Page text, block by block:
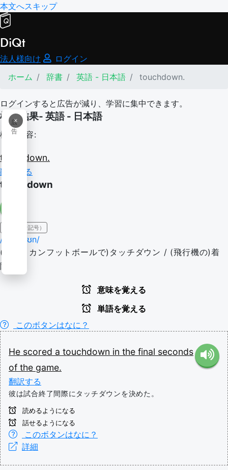
本文へスキップ
DiQt
法人様向け
ログイン
ホーム
辞書 英語 - 日本語 touchdown.
ログインすると広告が減り、学習に集中できます。
×
広
告
検索結果- 英語 - 日本語
検索内容:
touchdown.
翻訳する
touchdown
IPA（発音記号）
/tʌtʃdaʊn/
(アメリカンフットボールで)タッチダウン / (飛行機の)着
陸
意味を覚える
単語を覚える
このボタンはなに？
He scored a touchdown in the final seconds
of the game.
翻訳する
彼は試合終了間際にタッチダウンを決めた。
読めるようになる
話せるようになる
このボタンはなに？
詳細